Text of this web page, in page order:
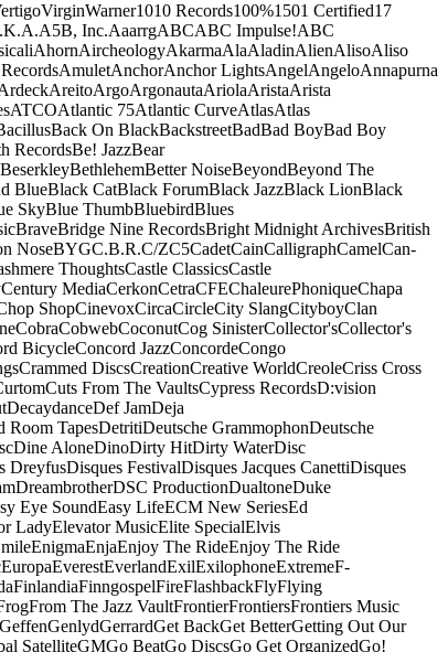
VirginWarner1010 Records100%1501 Certified17
A5B, Inc.AaarrgABCABC Impulse!ABC
AhornAircheologyAkarmaAlaAladinAlienAlisoAliso
AmuletAnchorAnchor LightsAngelAngeloAnnapurna
AreitoArgoArgonautaAriolaAristaArista
ATCOAtlantic 75Atlantic CurveAtlasAtlas
Back On BlackBackstreetBadBad BoyBad Boy
RecordsBe! JazzBear
BeserkleyBethlehemBetter NoiseBeyondBeyond The
BlueBlack CatBlack ForumBlack JazzBlack LionBlack
SkyBlue ThumbBluebirdBlues
BraveBridge Nine RecordsBright Midnight ArchivesBritish
NoseBYGC.B.R.C/ZC5CadetCainCalligraphCamelCan-
ThoughtsCastle ClassicsCastle
Century MediaCerkonCetraCFEChaleurePhoniqueChapa
ShopCinevoxCircaCircleCity SlangCityboyClan
CobraCobwebCoconutCog SinisterCollector'sCollector's
BicycleConcord JazzConcordeCongo
Crammed DiscsCreationCreative WorldCreoleCriss Cross
Cuts From The VaultsCypress RecordsD:vision
DecaydanceDef JamDeja
Room TapesDetritiDeutsche GrammophonDeutsche
Dine AloneDinoDirty HitDirty WaterDisc
DreyfusDisques FestivalDisques Jacques CanettiDisques
DreambrotherDSC ProductionDualtoneDuke
Eye SoundEasy LifeECM New SeriesEd
LadyElevator MusicElite SpecialElvis
EnigmaEnjaEnjoy The RideEnjoy The Ride
EuropaEverestEverlandExilExilophoneExtremeF-
FinlandiaFinngospelFireFlashbackFlyFlying
From The Jazz VaultFrontierFrontiersFrontiers Music
GeffenGenlydGerrardGet BackGet BetterGetting Out Our
SatelliteGMGo BeatGo DiscsGo Get OrganizedGo!